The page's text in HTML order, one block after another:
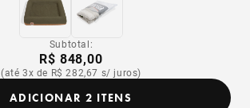
Subtotal:
R$ 848,00
(até 3x de R$ 282,67 s/ juros)
ADICIONAR 2 ITENS